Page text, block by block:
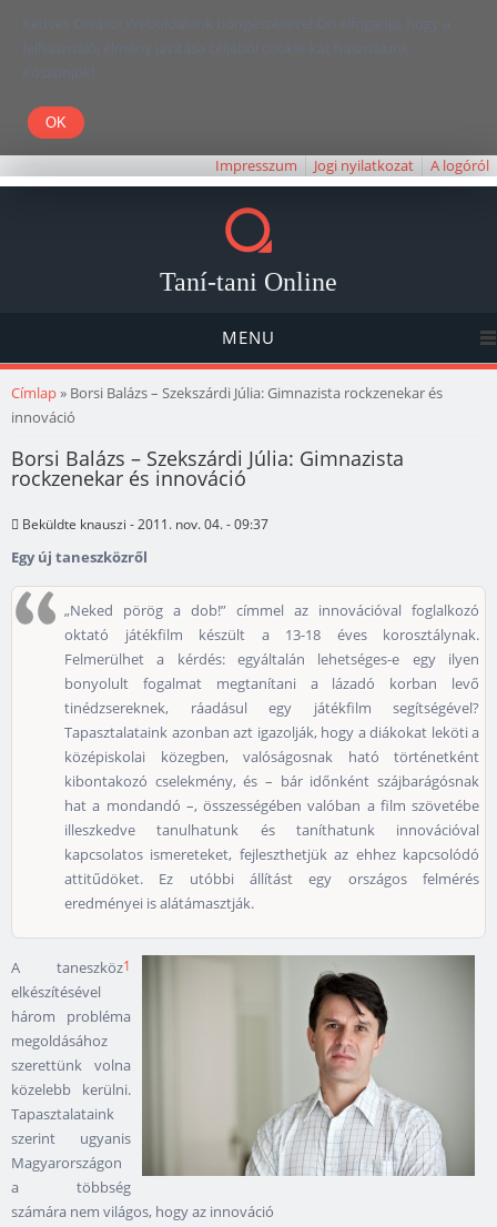
Kedves Olvasó! Weboldalunk böngészésével Ön elfogadja, hogy a
felhasználói élmény javítása céljából cookie-kat használunk.
Köszönjük!
Impresszum Jogi nyilatkozat A logóról
Taní-tani Online
MENU
Jelenlegi hely
Címlap» Borsi Balázs – Szekszárdi Júlia: Gimnazista rockzenekar és
innováció
Borsi Balázs – Szekszárdi Júlia: Gimnazista
rockzenekar és innováció
Beküldte knauszi - 2011. nov. 04. - 09:37
Egy új taneszközről
„Neked pörög a dob!” címmel az innovációval foglalkozó
oktató játékfilm készült a 13-18 éves korosztálynak.
Felmerülhet a kérdés: egyáltalán lehetséges-e egy ilyen
bonyolult fogalmat megtanítani a lázadó korban levő
tinédzsereknek, ráadásul egy játékfilm segítségével?
Tapasztalataink azonban azt igazolják, hogy a diákokat leköti a
középiskolai közegben, valóságosnak ható történetként
kibontakozó cselekmény, és – bár időnként szájbarágósnak
hat a mondandó –, összességében valóban a film szövetébe
illeszkedve tanulhatunk és taníthatunk innovációval
kapcsolatos ismereteket, fejleszthetjük az ehhez kapcsolódó
attitűdöket. Ez utóbbi állítást egy országos felmérés
eredményei is alátámasztják.
A taneszköz1
elkészítésével
három probléma
megoldásához
szerettünk volna
közelebb kerülni.
Tapasztalataink
szerint ugyanis
Magyarországon
a többség
számára nem világos, hogy az innováció